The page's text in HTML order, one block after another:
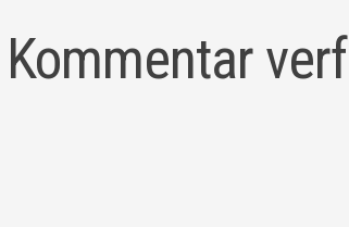
Kommentar